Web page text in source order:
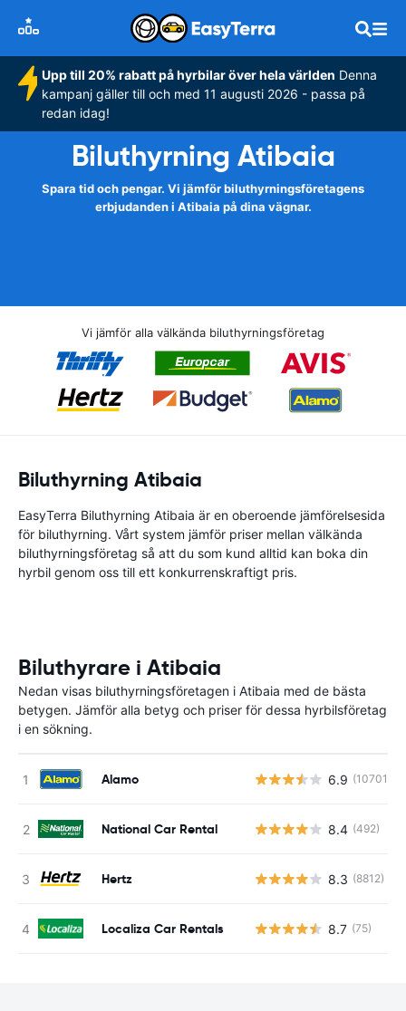
Upp till 20% rabatt på hyrbilar över hela världen Denna
kampanj gäller till och med 11 augusti 2026 - passa på
redan idag!
Biluthyrning Atibaia
Spara tid och pengar. Vi jämför biluthyrningsföretagens
erbjudanden i Atibaia på dina vägnar.
Vi jämför alla välkända biluthyrningsföretag
Biluthyrning Atibaia
EasyTerra Biluthyrning Atibaia är en oberoende jämförelsesida
för biluthyrning. Vårt system jämför priser mellan välkända
biluthyrningsföretag så att du som kund alltid kan boka din
hyrbil genom oss till ett konkurrenskraftigt pris.
Biluthyrare i Atibaia
Nedan visas biluthyrningsföretagen i Atibaia med de bästa
betygen. Jämför alla betyg och priser för dessa hyrbilsföretag
i en sökning.
Alamo 6.9 (10701)
National Car Rental 8.4 (492)
Hertz 8.3 (8812)
Localiza Car Rentals 8.7 (75)